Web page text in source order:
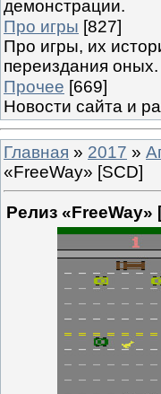
демонстрации.
Про игры [827]
Про игры, их
переиздания оных.
Прочее [669]
Новости сайта и
Главная » 2017 »
«FreeWay» [SCD]
Релиз «FreeWay»